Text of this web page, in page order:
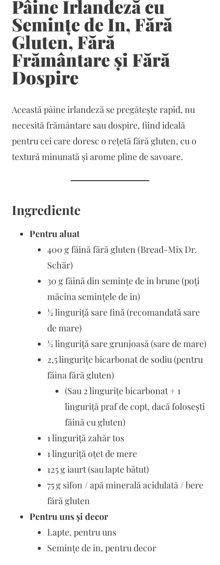
Pâine Irlandeză cu
Semințe de In, Fără
Gluten, Fără
Frământare și Fără
Dospire
Această pâine irlandeză se pregătește rapid, nu
necesită frământare sau dospire, fiind ideală
pentru cei care doresc o rețetă fără gluten, cu o
textură minunată și arome pline de savoare.
Ingrediente
Pentru aluat
400 g făină fără gluten (Bread-Mix Dr.
Schär)
30 g făină din semințe de in brune (poți
măcina semințele de in)
½ linguriță sare fină (recomandată sare
de mare)
½ linguriță sare grunjoasă (sare de mare)
2,5 lingurițe bicarbonat de sodiu (pentru
făina fără gluten)
(Sau 2 lingurițe bicarbonat + 1
linguriță praf de copt, dacă folosești
făină cu gluten)
1 linguriță zahăr tos
1 linguriță oțet de mere
125 g iaurt (sau lapte bătut)
75 g sifon / apă minerală acidulată / bere
fără gluten
Pentru uns și decor
Lapte, pentru uns
Semințe de in, pentru decor